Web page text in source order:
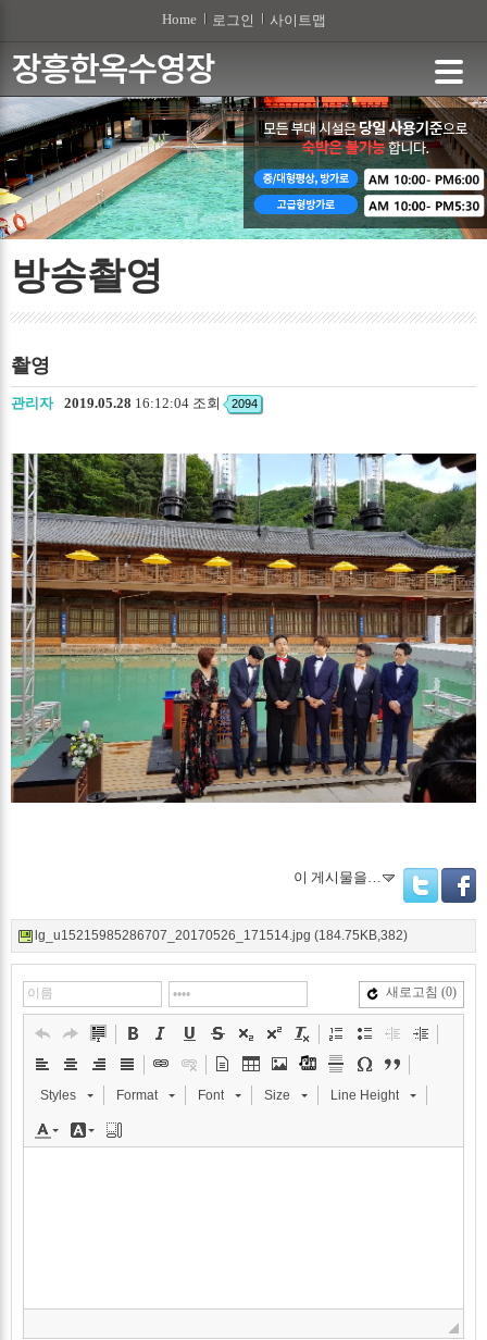
Home 로그인 사이트맵
방송촬영
촬영
관리자 2019.05.28 16:12:04 조회 2094
이 게시물을…
Twitter
lg_u15215985286707_20170526_171514.jpg (184.75KB,382)
새로고침 (0)
Styles Format Font Size Line Height